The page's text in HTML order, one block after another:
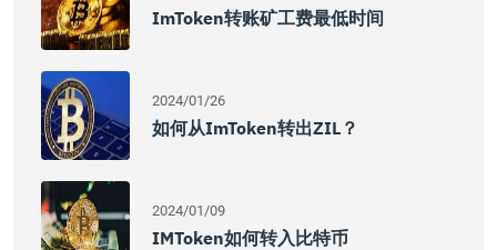
ImToken转账矿工费最低时间
2024/01/26
如何从imToken转出ZIL？
2024/01/09
IMToken如何转入比特币